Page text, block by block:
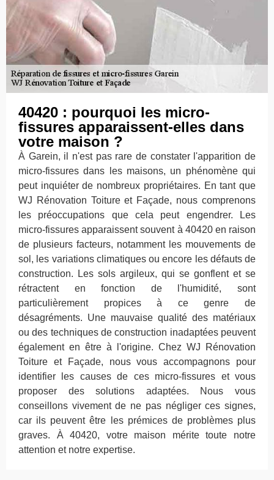
40420 : pourquoi les micro-
fissures apparaissent-elles dans
votre maison ?
À Garein, il n'est pas rare de constater l'apparition de
micro-fissures dans les maisons, un phénomène qui
peut inquiéter de nombreux propriétaires. En tant que
WJ Rénovation Toiture et Façade, nous comprenons
les préoccupations que cela peut engendrer. Les
micro-fissures apparaissent souvent à 40420 en raison
de plusieurs facteurs, notamment les mouvements de
sol, les variations climatiques ou encore les défauts de
construction. Les sols argileux, qui se gonflent et se
rétractent en fonction de l'humidité, sont
particulièrement propices à ce genre de
désagréments. Une mauvaise qualité des matériaux
ou des techniques de construction inadaptées peuvent
également en être à l'origine. Chez WJ Rénovation
Toiture et Façade, nous vous accompagnons pour
identifier les causes de ces micro-fissures et vous
proposer des solutions adaptées. Nous vous
conseillons vivement de ne pas négliger ces signes,
car ils peuvent être les prémices de problèmes plus
graves. À 40420, votre maison mérite toute notre
attention et notre expertise.